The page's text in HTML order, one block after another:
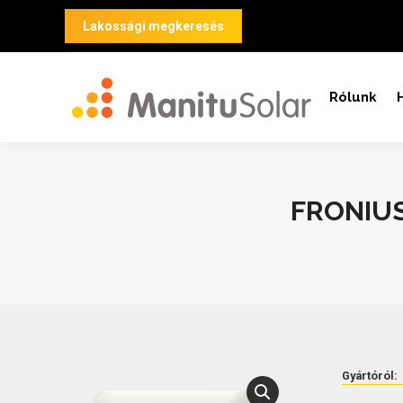
Lakossági megkeresés
Rólunk
Gyártóról: